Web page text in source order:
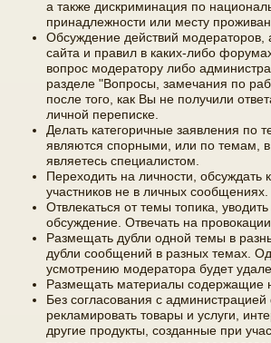
а также дискриминация по
принадлежности или месту
Обсуждение действий модераторов,
сайта и правил в каких-либо
вопрос модератору либо
разделе "Вопросы, замечания по
после того, как Вы не получили
личной переписке.
Делать категоричные заявления по
являются спорными, или по темам,
являетесь специалистом.
Переходить на личности, обсуждать
участников не в личных сообщениях.
Отвлекаться от темы топика,
обсуждение. Отвечать на
Размещать дубли одной темы в
дубли сообщений в разных темах.
усмотрению модератора будет
Размещать материалы содержащие
Без согласования с
рекламировать товары и услуги,
другие продукты, созданные при